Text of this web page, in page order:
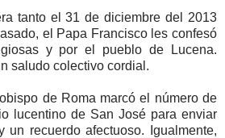
tanto el 31 de diciembre del 2013
el Papa Francisco les confesó
y por el pueblo de Lucena.
saludo colectivo cordial.
de Roma marcó el número de
lucentino de San José para enviar
recuerdo afectuoso. Igualmente,